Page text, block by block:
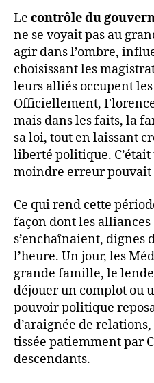
Le contrôle du
ne se voyait pas au
agir dans l’ombre,
choisissant les
leurs alliés occupent les
Officiellement,
mais dans les faits, la
sa loi, tout en laissant
liberté politique.
moindre erreur pouvait
Ce qui rend cette
façon dont les
s’enchaînaient, dignes
l’heure. Un jour, les
grande famille, le
déjouer un complot ou
pouvoir politique
d’araignée de
tissée patiemment par
descendants.